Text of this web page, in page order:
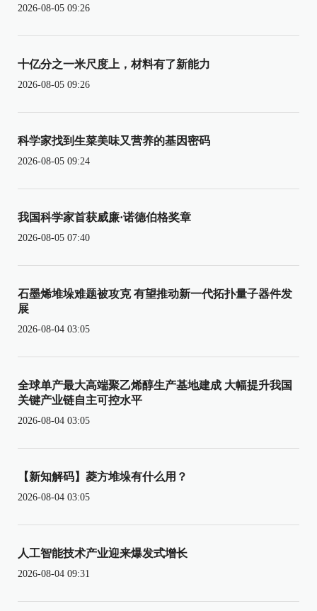
2026-08-05 09:26
十亿分之一米尺度上，材料有了新能力
2026-08-05 09:26
科学家找到生菜美味又营养的基因密码
2026-08-05 09:24
我国科学家首获威廉·诺德伯格奖章
2026-08-05 07:40
石墨烯堆垛难题被攻克 有望推动新一代拓扑量子器件发
展
2026-08-04 03:05
全球单产最大高端聚乙烯醇生产基地建成 大幅提升我国
关键产业链自主可控水平
2026-08-04 03:05
【新知解码】菱方堆垛有什么用？
2026-08-04 03:05
人工智能技术产业迎来爆发式增长
2026-08-04 09:31